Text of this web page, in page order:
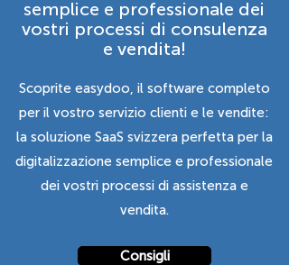
semplice e professionale dei
vostri processi di consulenza
e vendita!
Scoprite easydoo, il software completo
per il vostro servizio clienti e le vendite:
la soluzione SaaS svizzera perfetta per la
digitalizzazione semplice e professionale
dei vostri processi di assistenza e
vendita.
Consigli